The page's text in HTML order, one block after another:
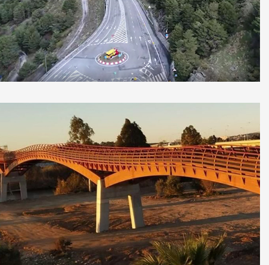
Mejora accesos Pradollano, Granada
Obras Municipales de Arquitectura e
Infraestructura, Málaga